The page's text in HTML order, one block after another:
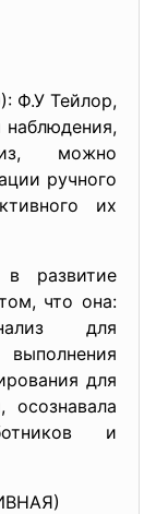
Ф.У Тейлор,
наблюдения,
можно
ручного
их
развитие
что она:
для
для
осознавала
и